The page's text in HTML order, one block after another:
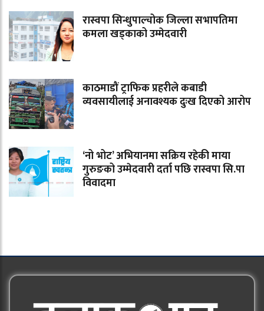
रास्वपा सिन्धुपाल्चोक जिल्ला सभापतिमा
कमला खड्काको उम्मेदवारी
काठमाडौं ट्राफिक प्रहरीले कबाडी
व्यवसायीलाई अनावश्यक दुःख दिएको आरोप
‘नो भोट’ अभियानमा सक्रिय रहेकी माया
गुरुङको उम्मेदवारी दर्ता पछि रास्वपा सि.पा
विवादमा